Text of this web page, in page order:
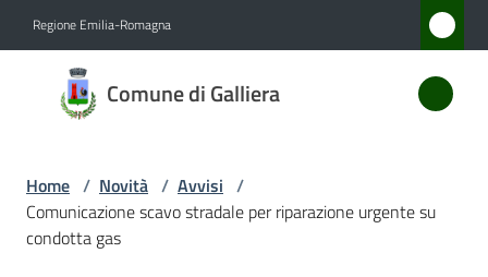
Regione Emilia-Romagna
Comune di Galliera
Comune
di
Amministrazione
Home / Novità / Avvisi /
Comunicazione scavo stradale per riparazione urgente su
condotta gas